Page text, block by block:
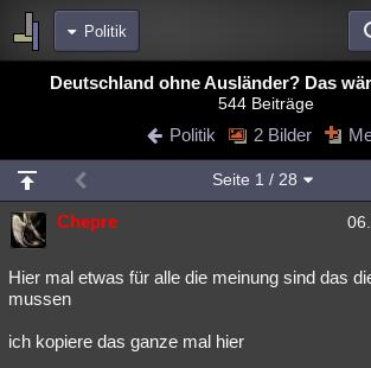
Politik
Bereiche
Blogs Videos
Chat Wiki Neuigkeiten
meine Rubriken
Menschen
Spiritualität Verschwörungen Technologie
weitere Rubriken
Deutschland ohne Ausländer? Das
544 Beiträge
Politik 2 Bilder
Seite 1 / 28
Chepre
Hier mal etwas für alle die meinung sind das
mussen
ich kopiere das ganze mal hier